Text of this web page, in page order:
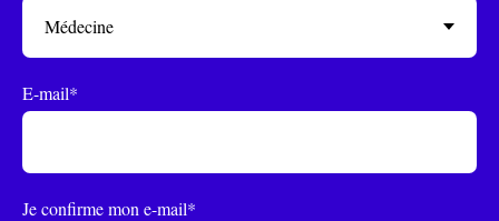
E-mail*
Je confirme mon e-mail*